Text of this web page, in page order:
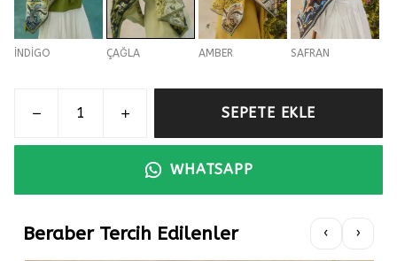
İNDİGO ÇAĞLA AMBER SAFRAN
SEPETE EKLE
WHATSAPP
Beraber Tercih Edilenler ‹ ›